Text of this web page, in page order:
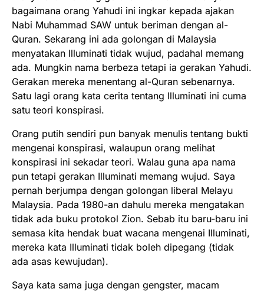
bagaimana orang Yahudi ini ingkar kepada ajakan
Nabi Muhammad SAW untuk beriman dengan al-
Quran. Sekarang ini ada golongan di Malaysia
menyatakan Illuminati tidak wujud, padahal memang
ada. Mungkin nama berbeza tetapi ia gerakan Yahudi.
Gerakan mereka menentang al-Quran sebenarnya.
Satu lagi orang kata cerita tentang Illuminati ini cuma
satu teori konspirasi.
Orang putih sendiri pun banyak menulis tentang bukti
mengenai konspirasi, walaupun orang melihat
konspirasi ini sekadar teori. Walau guna apa nama
pun tetapi gerakan Illuminati memang wujud. Saya
pernah berjumpa dengan golongan liberal Melayu
Malaysia. Pada 1980-an dahulu mereka mengatakan
tidak ada buku protokol Zion. Sebab itu baru-baru ini
semasa kita hendak buat wacana mengenai Illuminati,
mereka kata Illuminati tidak boleh dipegang (tidak
ada asas kewujudan).
Saya kata sama juga dengan gengster, macam